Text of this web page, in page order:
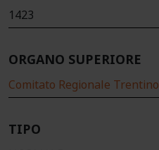
1423
ORGANO SUPERIORE
Comitato Regionale Trentino
TIPO